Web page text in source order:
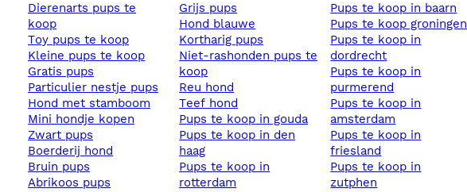
dierenarts pups te
koop
toy pups te koop
kleine pups te koop
gratis pups
particulier nestje pups
hond met stamboom
mini hondje kopen
zwart pups
boerderij hond
bruin pups
abrikoos pups
grijs pups
hond blauwe
kortharig pups
niet-rashonden pups te
koop
reu hond
teef hond
pups te koop in gouda
pups te koop in den
haag
pups te koop in
rotterdam
pups te koop in baarn
pups te koop groningen
pups te koop in
dordrecht
pups te koop in
purmerend
pups te koop in
amsterdam
pups te koop in
friesland
pups te koop in
zutphen